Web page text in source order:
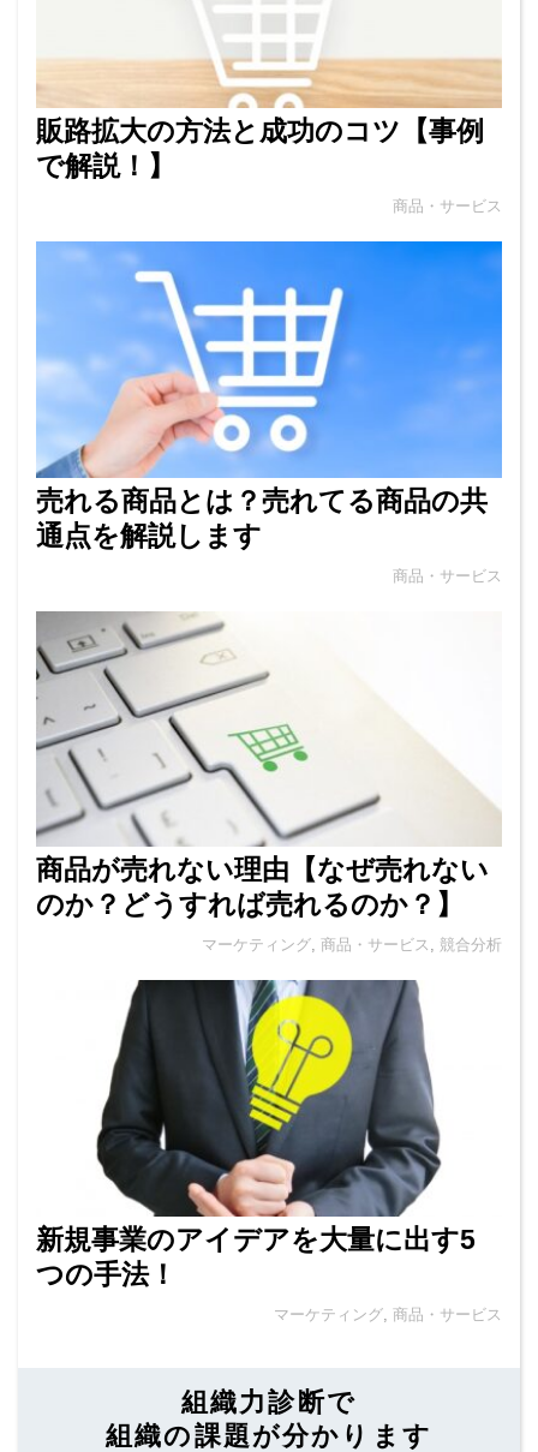
販路拡大の方法と成功のコツ【事例
で解説！】
商品・サービス
売れる商品とは？売れてる商品の共
通点を解説します
商品・サービス
商品が売れない理由【なぜ売れない
のか？どうすれば売れるのか？】
マーケティング, 商品・サービス , 競合分析
新規事業のアイデアを大量に出す5
つの手法！
マーケティング 商品・サービス
組織力診断で
組織の課題が分かります